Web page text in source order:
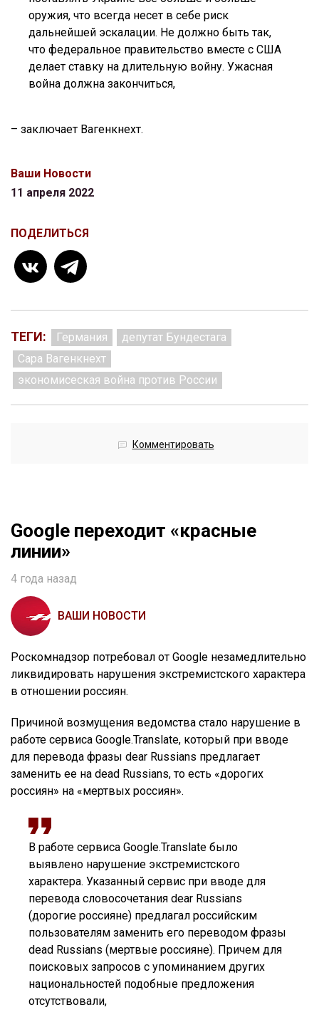
оружия, что всегда несет в себе риск
дальнейшей эскалации. Не должно быть так,
что федеральное правительство вместе с США
делает ставку на длительную войну. Ужасная
война должна закончиться,
– заключает Вагенкнехт.
Ваши Новости
11 апреля 2022
ПОДЕЛИТЬСЯ
ТЕГИ: Германия
депутат Бундестага
Сара Вагенкнехт
экономисеская война против России
Комментировать
Google переходит «красные
линии»
4 года назад
ВАШИ НОВОСТИ
Роскомнадзор потребовал от Google незамедлительно
ликвидировать нарушения экстремистского характера
в отношении россиян.
Причиной возмущения ведомства стало нарушение в
работе сервиса Google.Translate, который при вводе
для перевода фразы dear Russians предлагает
заменить ее на dead Russians, то есть «дорогих
россиян» на «мертвых россиян».
В работе сервиса Google.Translate было
выявлено нарушение экстремистского
характера. Указанный сервис при вводе для
перевода словосочетания dear Russians
(дорогие россияне) предлагал российским
пользователям заменить его переводом фразы
dead Russians (мертвые россияне). Причем для
поисковых запросов с упоминанием других
национальностей подобные предложения
отсутствовали,